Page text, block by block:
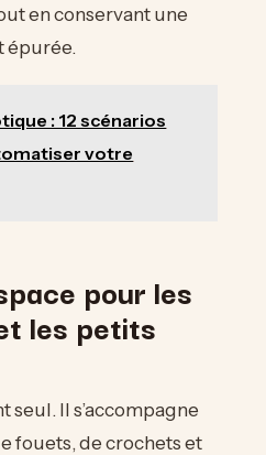
en conservant une
épurée.
: 12 scénarios
votre
pour les
les petits
seul. Il s’accompagne
fouets, de crochets et